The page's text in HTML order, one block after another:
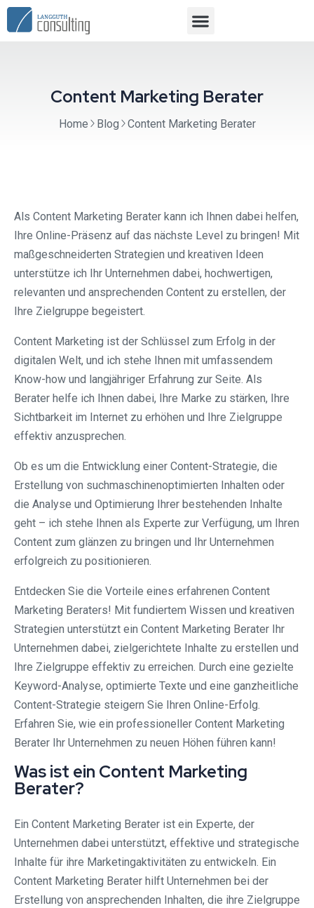
Content Marketing Berater
Home Blog Content Marketing Berater
Als Content Marketing Berater kann ich Ihnen dabei helfen,
Ihre Online-Präsenz auf das nächste Level zu bringen! Mit
maßgeschneiderten Strategien und kreativen Ideen
unterstütze ich Ihr Unternehmen dabei, hochwertigen,
relevanten und ansprechenden Content zu erstellen, der
Ihre Zielgruppe begeistert.
Content Marketing ist der Schlüssel zum Erfolg in der
digitalen Welt, und ich stehe Ihnen mit umfassendem
Know-how und langjähriger Erfahrung zur Seite. Als
Berater helfe ich Ihnen dabei, Ihre Marke zu stärken, Ihre
Sichtbarkeit im Internet zu erhöhen und Ihre Zielgruppe
effektiv anzusprechen.
Ob es um die Entwicklung einer Content-Strategie, die
Erstellung von suchmaschinenoptimierten Inhalten oder
die Analyse und Optimierung Ihrer bestehenden Inhalte
geht – ich stehe Ihnen als Experte zur Verfügung, um Ihren
Content zum glänzen zu bringen und Ihr Unternehmen
erfolgreich zu positionieren.
Entdecken Sie die Vorteile eines erfahrenen Content
Marketing Beraters! Mit fundiertem Wissen und kreativen
Strategien unterstützt ein Content Marketing Berater Ihr
Unternehmen dabei, zielgerichtete Inhalte zu erstellen und
Ihre Zielgruppe effektiv zu erreichen. Durch eine gezielte
Keyword-Analyse, optimierte Texte und eine ganzheitliche
Content-Strategie steigern Sie Ihren Online-Erfolg.
Erfahren Sie, wie ein professioneller Content Marketing
Berater Ihr Unternehmen zu neuen Höhen führen kann!
Was ist ein Content Marketing
Berater?
Ein Content Marketing Berater ist ein Experte, der
Unternehmen dabei unterstützt, effektive und strategische
Inhalte für ihre Marketingaktivitäten zu entwickeln. Ein
Content Marketing Berater hilft Unternehmen bei der
Erstellung von ansprechenden Inhalten, die ihre Zielgruppe